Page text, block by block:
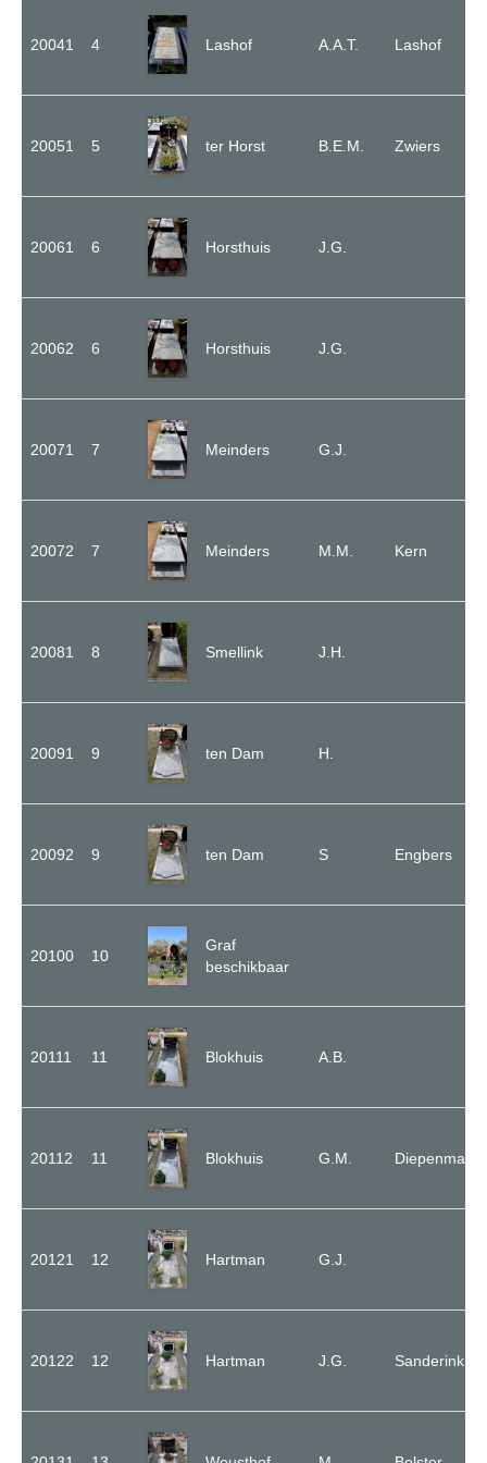
20041 4 Lashof A.A.T. Lashof
20051 5 ter Horst B.E.M. Zwiers
20061 6 Horsthuis J.G.
20062 6 Horsthuis J.G.
20071 7 Meinders G.J.
20072 7 Meinders M.M. Kern
20081 8 Smellink J.H.
20091 9 ten Dam H.
20092 9 ten Dam S Engbers
20100 10
Graf
beschikbaar
20111 11 Blokhuis A.B.
20112 11 Blokhuis G.M. Diepenmaat
20121 12 Hartman G.J.
20122 12 Hartman J.G. Sanderink